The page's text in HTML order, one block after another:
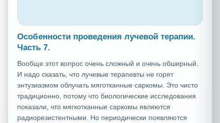
Особенности проведения лучевой терапии.
Часть 7.
Вообще этот вопрос очень сложный и очень обширный.
И надо сказать, что лучевые терапевты не горят
энтузиазмом облучать мяготканные саркомы. Это чисто
традиционно, потому что биологические исследования
показали, что мягкотканные саркомы являются
радиорезистентными. Но периодически появляются